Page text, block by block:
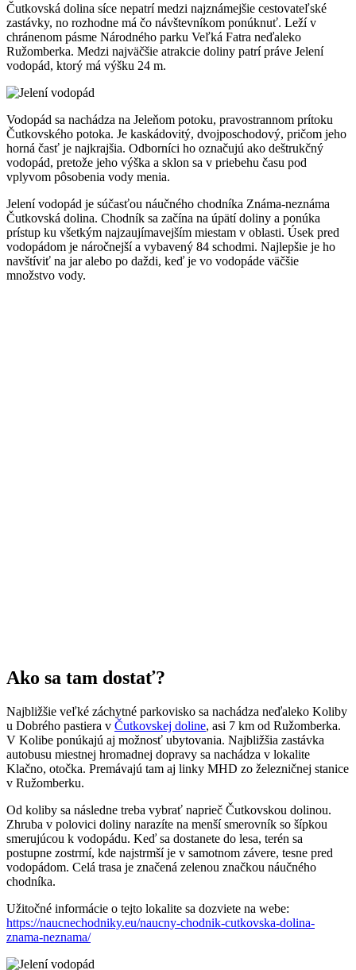
Čutkovská dolina síce nepatrí medzi najznámejšie cestovateľské
zastávky, no rozhodne má čo návštevníkom ponúknuť. Leží v
chránenom pásme Národného parku Veľká Fatra neďaleko
Ružomberka. Medzi najväčšie atrakcie doliny patrí práve Jelení
vodopád, ktorý má výšku 24 m.
Vodopád sa nachádza na Jeleňom potoku, pravostrannom prítoku
Čutkovského potoka. Je kaskádovitý, dvojposchodový, pričom jeho
horná časť je najkrajšia. Odborníci ho označujú ako deštrukčný
vodopád, pretože jeho výška a sklon sa v priebehu času pod
vplyvom pôsobenia vody menia.
Jelení vodopád je súčasťou náučného chodníka Známa-neznáma
Čutkovská dolina. Chodník sa začína na úpätí doliny a ponúka
prístup ku všetkým najzaujímavejším miestam v oblasti. Úsek pred
vodopádom je náročnejší a vybavený 84 schodmi. Najlepšie je ho
navštíviť na jar alebo po daždi, keď je vo vodopáde väčšie
množstvo vody.
Ako sa tam dostať?
Najbližšie veľké záchytné parkovisko sa nachádza neďaleko Koliby
u Dobrého pastiera v Čutkovskej doline, asi 7 km od Ružomberka.
V Kolibe ponúkajú aj možnosť ubytovania. Najbližšia zastávka
autobusu miestnej hromadnej dopravy sa nachádza v lokalite
Klačno, otočka. Premávajú tam aj linky MHD zo železničnej stanice
v Ružomberku.
Od koliby sa následne treba vybrať naprieč Čutkovskou dolinou.
Zhruba v polovici doliny narazíte na menší smerovník so šípkou
smerujúcou k vodopádu. Keď sa dostanete do lesa, terén sa
postupne zostrmí, kde najstrmší je v samotnom závere, tesne pred
vodopádom. Celá trasa je značená zelenou značkou náučného
chodníka.
Užitočné informácie o tejto lokalite sa dozviete na webe:
https://naucnechodniky.eu/naucny-chodnik-cutkovska-dolina-
znama-neznama/